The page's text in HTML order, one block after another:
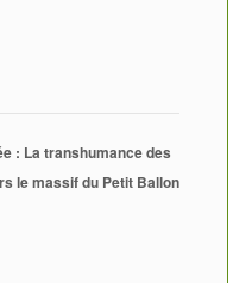
: La transhumance des
le massif du Petit Ballon